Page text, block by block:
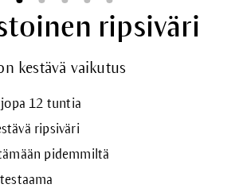
ripsiväri
kestävä vaikutus
jopa 12 tuntia
ripsiväri
pidemmiltä